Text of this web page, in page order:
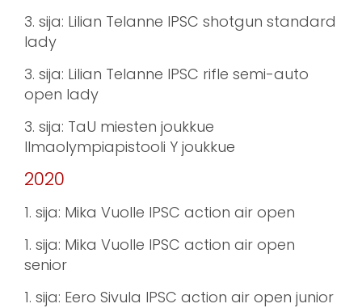
3. sija: Lilian Telanne IPSC shotgun standard
lady
3. sija: Lilian Telanne IPSC rifle semi-auto
open lady
3. sija: TaU miesten joukkue
Ilmaolympiapistooli Y joukkue
2020
1. sija: Mika Vuolle IPSC action air open
1. sija: Mika Vuolle IPSC action air open
senior
1. sija: Eero Sivula IPSC action air open junior